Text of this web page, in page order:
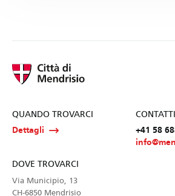
QUANDO TROVARCI
Dettagli
CONTATTI
+41 58
DOVE TROVARCI
Via Municipio, 13
CH-6850 Mendrisio